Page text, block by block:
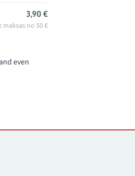
3,90 €
maksas no 50 €
even